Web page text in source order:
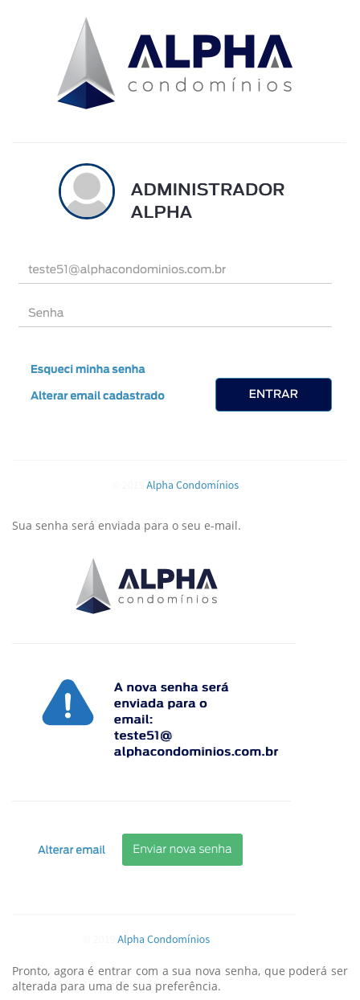
Sua senha será enviada para o seu e-mail.
Pronto, agora é entrar com a sua nova senha, que poderá ser
alterada para uma de sua preferência.